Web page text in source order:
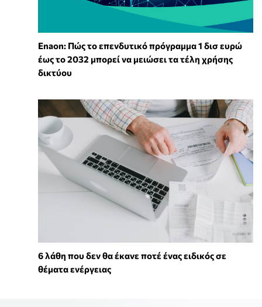
Enaon: Πώς το επενδυτικό πρόγραμμα 1 δισ ευρώ
έως το 2032 μπορεί να μειώσει τα τέλη χρήσης
δικτύου
6 λάθη που δεν θα έκανε ποτέ ένας ειδικός σε
θέματα ενέργειας